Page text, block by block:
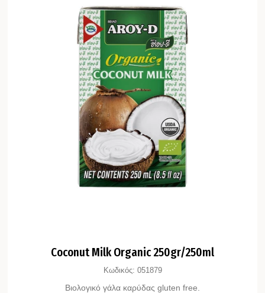
Coconut Milk Organic 250gr/250ml
Κωδικός: 051879
Bιολογικό γάλα καρύδας gluten free.